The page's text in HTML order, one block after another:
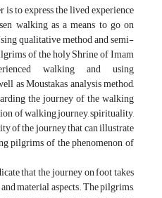
to express the lived experience
walking as a means to go on
qualitative method and semi-
of the holy Shrine of Imam
walking and using
as Moustakas analysis method,
the journey of the walking
of walking journey, spirituality,
of the journey that can illustrate
pilgrims of the phenomenon of
that the journey on foot takes
material aspects. The pilgrims,